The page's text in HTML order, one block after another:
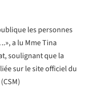
les personnes
a lu Mme Tina
soulignant que la
sur le site officiel du